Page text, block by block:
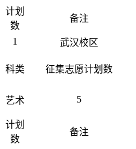
计划
数
备注
1
武汉校区
科类 征集志愿计划数
艺术 5
计划
数
备注